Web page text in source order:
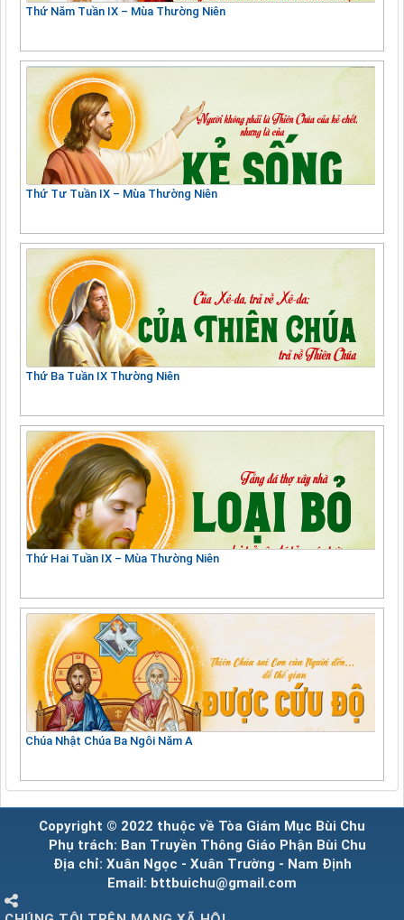
Thứ Năm Tuần IX – Mùa Thường Niên
Thứ Tư Tuần IX – Mùa Thường Niên
Thứ Ba Tuần IX Thường Niên
Thứ Hai Tuần IX – Mùa Thường Niên
Chúa Nhật Chúa Ba Ngôi Năm A
Copyright © 2022 thuộc về Tòa Giám Mục Bùi Chu
Phụ trách: Ban Truyền Thông Giáo Phận Bùi Chu
Địa chỉ: Xuân Ngọc - Xuân Trường - Nam Định
Email: bttbuichu@gmail.com